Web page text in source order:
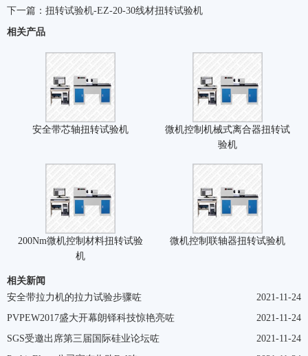
下一篇： 扭转试验机-EZ-20-30线材扭转试验机
相关产品
安全带芯轴扭转试验机
微机控制机械式离合器扭转试
验机
200Nm微机控制材料扭转试验
机
微机控制联轴器扭转试验机
相关新闻
2021-11-24
安全带拉力机的拉力试验步骤咗
2021-11-24
PVPEW2017盛大开幕朗铎科技惊艳亮咗
2021-11-24
SGS受邀出席第三届国际硅业论坛咗